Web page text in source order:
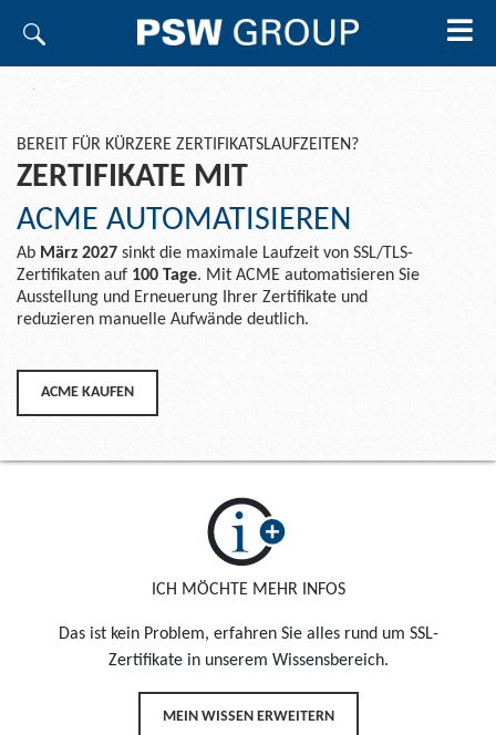
BEREIT FÜR KÜRZERE ZERTIFIKATSLAUFZEITEN?
ZERTIFIKATE MIT
ACME AUTOMATISIEREN
Ab März 2027 sinkt die maximale Laufzeit von SSL/TLS-
Zertifikaten auf 100 Tage. Mit ACME automatisieren Sie
Ausstellung und Erneuerung Ihrer Zertifikate und
reduzieren manuelle Aufwände deutlich.
ACME KAUFEN
ICH MÖCHTE MEHR INFOS
Das ist kein Problem, erfahren Sie alles rund um SSL-
Zertifikate in unserem Wissensbereich.
MEIN WISSEN ERWEITERN